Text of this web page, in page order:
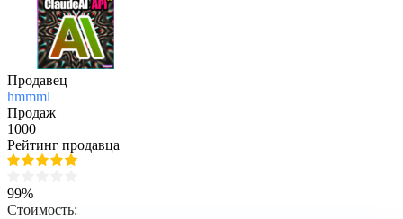
Продавец
hmmml
Продаж
1000
Рейтинг продавца
99%
Стоимость: